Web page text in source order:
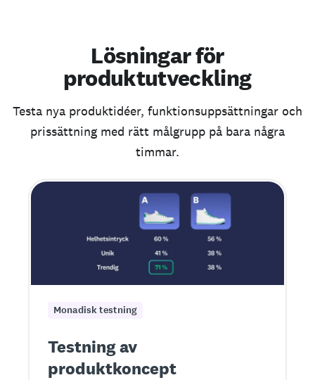
Lösningar för
produktutveckling
Testa nya produktidéer, funktionsuppsättningar och
prissättning med rätt målgrupp på bara några
timmar.
Monadisk testning
Testning av
produktkoncept